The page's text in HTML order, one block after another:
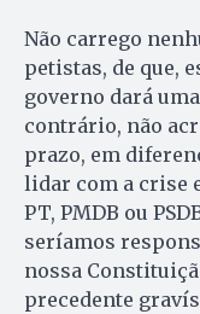
Não carrego
petistas, de que,
governo dará
contrário, não
prazo, em
lidar com a crise
PT, PMDB ou
seríamos
nossa
precedente